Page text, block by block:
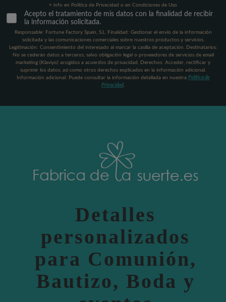
+ info en Política de Privacidad o en Condiciones de Uso
Acepto el tratamiento de mis datos con la finalidad de recibir
la información solicitada.
Responsable: Fortune Factory Spain, S.L. Finalidad: Gestionar el envío de la información
solicitada y las comunicaciones comerciales sobre nuestros productos y servicios.
Legitimación: Consentimiento del interesado al marcar la casilla de aceptación. Destinatarios:
No se cederán datos a terceros, salvo obligación legal o proveedores de servicios de email
marketing (Klaviyo) acogidos a acuerdos de privacidad. Derechos: Acceder, rectificar y
suprimir los datos, así como otros derechos explicados en la información adicional.
Información adicional: Puede consultar la información detallada en nuestra Política de
Privacidad
Detalles
personalizados
para Comunión,
Bautizo, Boda y